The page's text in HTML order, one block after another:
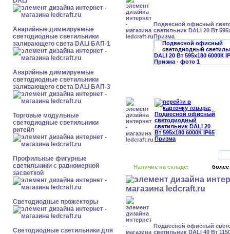
Аварийные диммируемые
светодиодные светильники
заливающего света DALI БАП-1
Аварийные диммируемые
светодиодные светильники
заливающего света DALI БАП-3
Торговые модульные
светодиодные светильники
ритейл
Профильные фигурные
светильники с равномерной
засветкой
Светодиодные прожекторы
Светодиодные светильники для
Подвесной офисный
светильник DALI 20 Вт
Призма
Наличие на складе: более
Подвесной офисный
светильник DALI 40 Вт